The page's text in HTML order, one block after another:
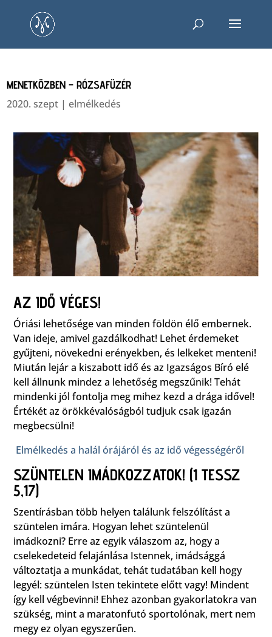
MENETKÖZBEN – RÓZSAFÜZÉR
2020. szept | elmélkedés
AZ IDŐ VÉGES!
Óriási lehetősége van minden földön élő embernek.
Van ideje, amivel gazdálkodhat! Lehet érdemeket
gyűjteni, növekedni erényekben, és lelkeket menteni!
Miután lejár a kiszabott idő és az Igazságos Bíró elé
kell állnunk mindez a lehetőség megszűnik! Tehát
mindenki jól fontolja meg mihez kezd a drága idővel!
Értékét az örökkévalóságból tudjuk csak igazán
megbecsülni!
Elmélkedés a halál órájáról és az idő végességéről
SZÜNTELEN IMÁDKOZZATOK! (1 TESSZ
5,17)
Szentírásban több helyen találunk felszólítást a
szüntelen imára. Hogyan lehet szüntelenül
imádkozni? Erre az egyik válaszom az, hogy a
cselekedeteid felajánlása Istennek, imádsággá
változtatja a munkádat, tehát tudatában kell hogy
legyél: szüntelen Isten tekintete előtt vagy! Mindent
így kell végbevinni! Ehhez azonban gyakorlatokra van
szükség, mint a maratonfutó sportolónak, mert nem
megy ez olyan egyszerűen.